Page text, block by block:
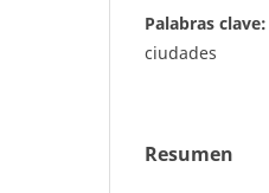
Palabras clave:
ciudades
Resumen